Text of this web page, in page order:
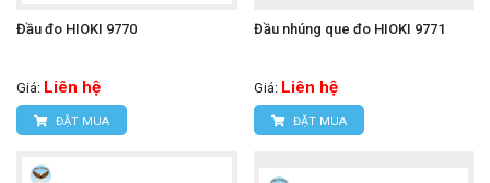
Đầu đo HIOKI 9770
Giá: Liên hệ
ĐẶT MUA
Đầu nhúng que đo HIOKI 9771
Giá: Liên hệ
ĐẶT MUA